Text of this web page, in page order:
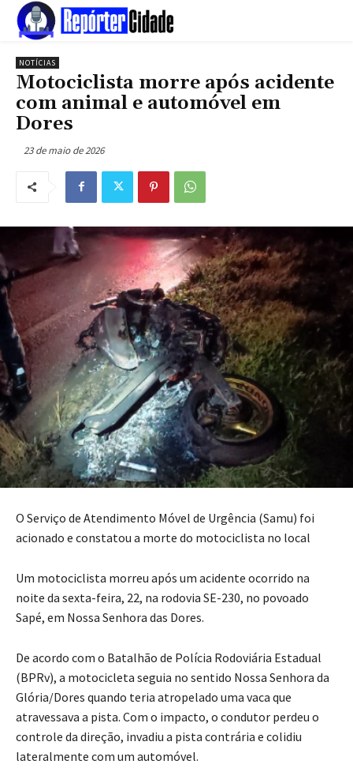
NOTÍCIAS
Motociclista morre após acidente
com animal e automóvel em
Dores
23 de maio de 2026
O Serviço de Atendimento Móvel de Urgência (Samu) foi
acionado e constatou a morte do motociclista no local
Um motociclista morreu após um acidente ocorrido na
noite da sexta-feira, 22, na rodovia SE-230, no povoado
Sapé, em Nossa Senhora das Dores.
De acordo com o Batalhão de Polícia Rodoviária Estadual
(BPRv), a motocicleta seguia no sentido Nossa Senhora da
Glória/Dores quando teria atropelado uma vaca que
atravessava a pista. Com o impacto, o condutor perdeu o
controle da direção, invadiu a pista contrária e colidiu
lateralmente com um automóvel.